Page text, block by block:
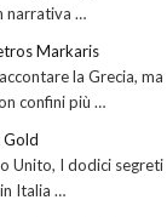
narrativa …
Markaris
la Grecia, ma
confini più …
Gold
Unito, I dodici segreti
Italia …